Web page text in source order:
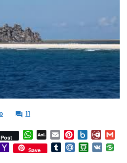
 11
Post WhatsApp
AOL
Mail
EmailPinterest
Box.net
Outlook.com
YahooSave TumblrMail.RuDouban
VK